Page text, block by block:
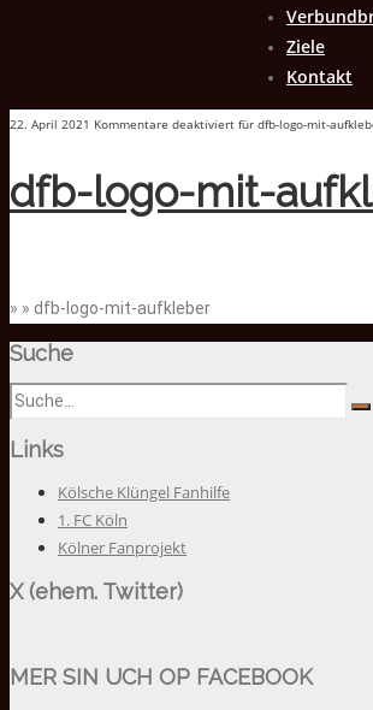
Ziele
Kontakt
22. April 2021 Kommentare deaktiviert für dfb-logo-mit-
dfb-logo-mit-
» » dfb-logo-mit-aufkleber
Suche
Links
Kölsche Klüngel Fanhilfe
1. FC Köln
Kölner Fanprojekt
X (ehem. Twitter)
MER SIN UCH OP FACEBOOK